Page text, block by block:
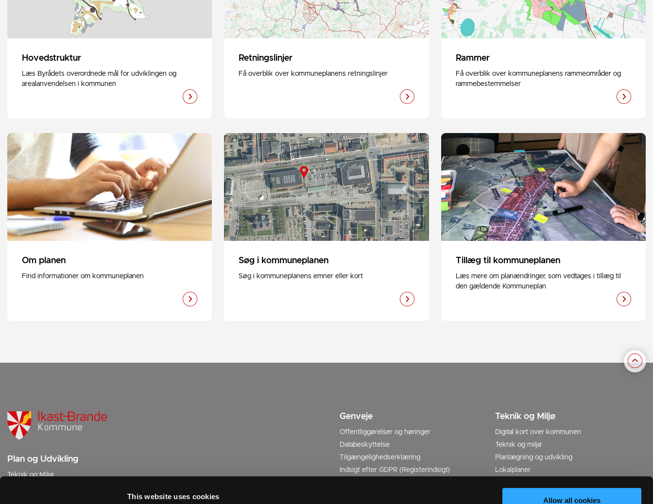
This website uses cookies Allow all cookies
Hovedstruktur
Læs Byrådets overordnede mål for udviklingen og
arealanvendelsen i kommunen
Retningslinjer
Få overblik over kommuneplanens retningslinjer
Rammer
Få overblik over kommuneplanens rammeområder og
rammebestemmelser
Om planen
Find informationer om kommuneplanen
Søg i kommuneplanen
Søg i kommuneplanens emner eller kort
Tillæg til kommuneplanen
Læs mere om planændringer, som vedtages i tillæg til
den gældende Kommuneplan
Plan og Udvikling
Teknik og Miljø
Genveje
Offentliggørelser og høringer
Databeskyttelse
Tilgængelighedserklæring
Indsigt efter GDPR (Registerindsigt)
Teknik og Miljø
Digital kort over kommunen
Teknik og miljø
Planlægning og udvikling
Lokalplaner